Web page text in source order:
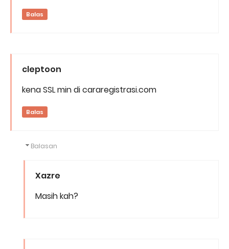
Balas
cleptoon
kena SSL min di cararegistrasi.com
Balas
Balasan
Xazre
Masih kah?